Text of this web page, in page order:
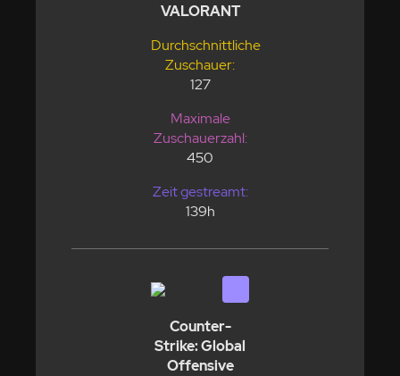
VALORANT
Durchschnittliche
Zuschauer:
127
Maximale
Zuschauerzahl:
450
Zeit gestreamt:
139h
Counter-
Strike: Global
Offensive